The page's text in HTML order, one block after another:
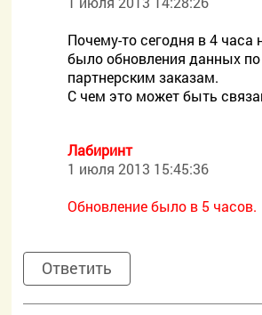
Почему-то сегодня в 4 часа
было обновления данных по
партнерским заказам.
С чем это может быть
Лабиринт
1 июля 2013 15:45:36
Обновление было в 5 часов.
Ответить